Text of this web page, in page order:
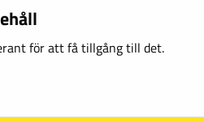
för att få tillgång till det.